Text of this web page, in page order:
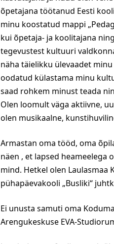
õpetajana töötanud Eesti
minu koostatud mappi
kui õpetaja- ja koolitajana
tegevustest kultuuri
näha täielikku ülevaadet
oodatud külastama minu
saad rohkem minust teada
Olen loomult väga aktiivne,
olen musikaalne,
Armastan oma tööd, oma
näen , et lapsed heameelega
mind. Hetkel olen Laulasmaa
pühapäevakooli „Busliki“
Ei unusta samuti oma
Arengukeskuse EVA-